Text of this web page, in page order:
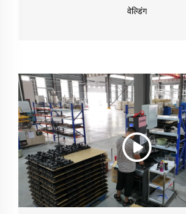
वेल्डिंग